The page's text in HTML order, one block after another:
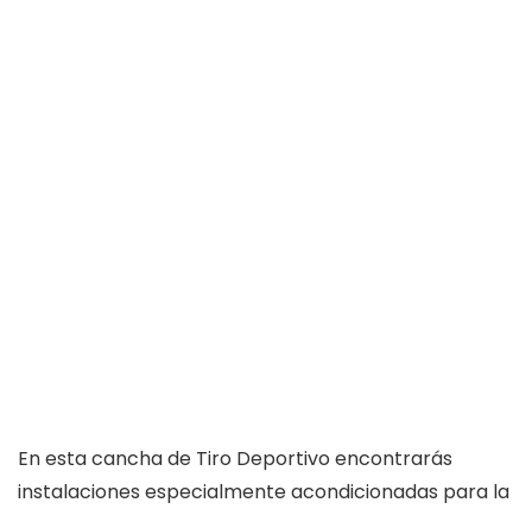
En esta cancha de Tiro Deportivo encontrarás
instalaciones especialmente acondicionadas para la